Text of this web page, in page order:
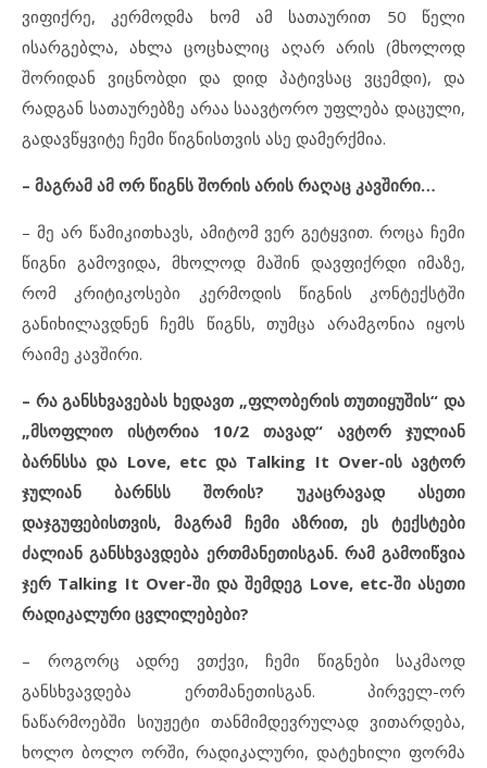
ვიფიქრე, კერმოდმა ხომ ამ სათაურით 50 წელი
ისარგებლა, ახლა ცოცხალიც აღარ არის (მხოლოდ
შორიდან ვიცნობდი და დიდ პატივსაც ვცემდი), და
რადგან სათაურებზე არაა საავტორო უფლება დაცული,
გადავწყვიტე ჩემი წიგნისთვის ასე დამერქმია.
– მაგრამ ამ ორ წიგნს შორის არის რაღაც კავშირი…
– მე არ წამიკითხავს, ამიტომ ვერ გეტყვით. როცა ჩემი
წიგნი გამოვიდა, მხოლოდ მაშინ დავფიქრდი იმაზე,
რომ კრიტიკოსები კერმოდის წიგნის კონტექსტში
განიხილავდნენ ჩემს წიგნს, თუმცა არამგონია იყოს
რაიმე კავშირი.
– რა განსხვავებას ხედავთ „ფლობერის თუთიყუშის“ და
„მსოფლიო ისტორია 10/2 თავად“ ავტორ ჯულიან
ბარნსსა და Love, etc და Talking It Over-ის ავტორ
ჯულიან ბარნსს შორის? უკაცრავად ასეთი
დაჯგუფებისთვის, მაგრამ ჩემი აზრით,
ეს ტექსტები
ძალიან განსხვავდება ერთმანეთისგან. რამ გამოიწვია
ჯერ Talking It Over-ში და შემდეგ Love, etc-ში ასეთი
რადიკალური ცვლილებები?
– როგორც ადრე ვთქვი, ჩემი წიგნები საკმაოდ
განსხვავდება ერთმანეთისგან. პირველ-ორ
ნაწარმოებში სიუჟეტი თანმიმდევრულად ვითარდება,
ხოლო ბოლო ორში, რადიკალური, დატეხილი ფორმა